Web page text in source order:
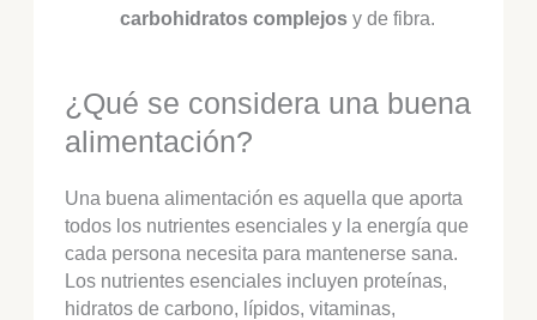
carbohidratos complejos y de fibra.
¿Qué se considera una buena
alimentación?
Una buena alimentación es aquella que aporta
todos los nutrientes esenciales y la energía que
cada persona necesita para mantenerse sana.
Los nutrientes esenciales incluyen proteínas,
hidratos de carbono, lípidos, vitaminas,